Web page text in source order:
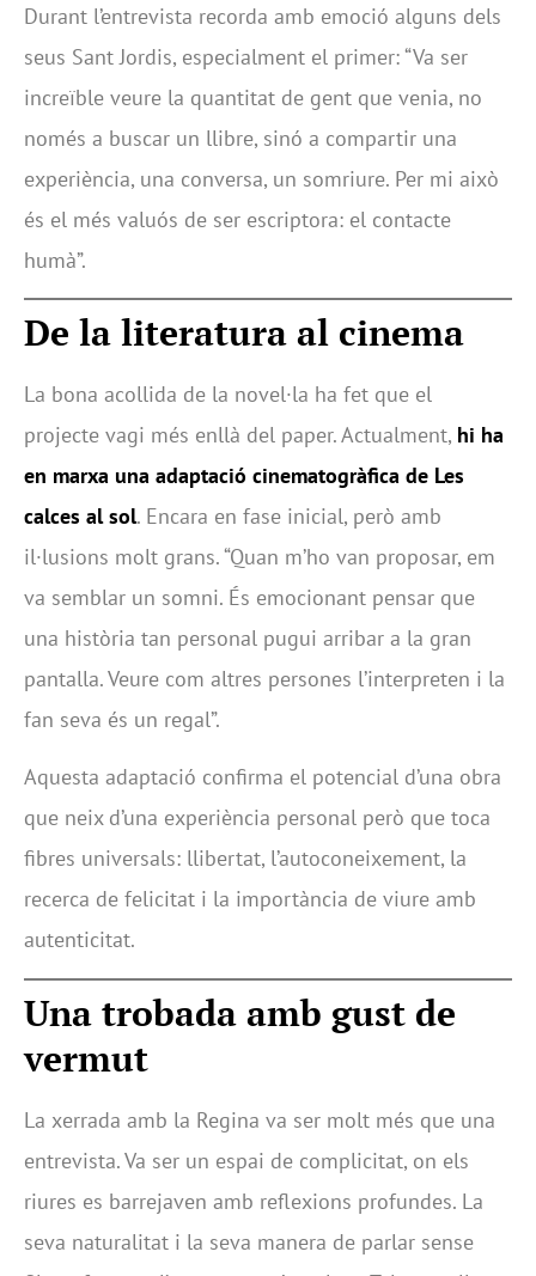
Durant l’entrevista recorda amb emoció alguns dels
seus Sant Jordis, especialment el primer: “Va ser
increïble veure la quantitat de gent que venia, no
només a buscar un llibre, sinó a compartir una
experiència, una conversa, un somriure. Per mi això
és el més valuós de ser escriptora: el contacte
humà”.
De la literatura al cinema
La bona acollida de la novel·la ha fet que el
projecte vagi més enllà del paper. Actualment, hi ha
en marxa una adaptació cinematogràfica de Les
calces al sol. Encara en fase inicial, però amb
il·lusions molt grans. “Quan m’ho van proposar, em
va semblar un somni. És emocionant pensar que
una història tan personal pugui arribar a la gran
pantalla. Veure com altres persones l’interpreten i la
fan seva és un regal”.
Aquesta adaptació confirma el potencial d’una obra
que neix d’una experiència personal però que toca
fibres universals: llibertat, l’autoconeixement, la
recerca de felicitat i la importància de viure amb
autenticitat.
Una trobada amb gust de
vermut
La xerrada amb la Regina va ser molt més que una
entrevista. Va ser un espai de complicitat, on els
riures es barrejaven amb reflexions profundes. La
seva naturalitat i la seva manera de parlar sense